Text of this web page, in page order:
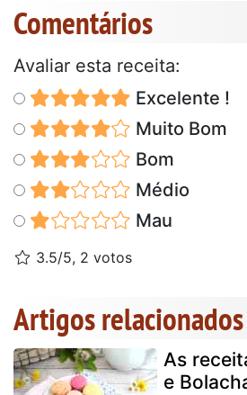
Comentários
Avaliar esta receita:
Excelente !
Muito Bom
Bom
Médio
Mau
3.5/5, 2 votos
Artigos relacionados
As
e